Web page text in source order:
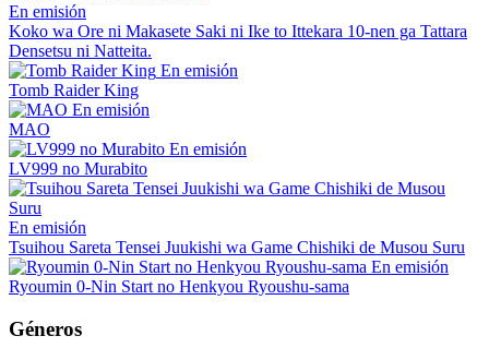
En emisión
Koko wa Ore ni Makasete Saki ni Ike to Ittekara 10-nen ga Tattara
Densetsu ni Natteita.
En emisión
Tomb Raider King
En emisión
MAO
En emisión
LV999 no Murabito
En emisión
Tsuihou Sareta Tensei Juukishi wa Game Chishiki de Musou Suru
En emisión
Ryoumin 0-Nin Start no Henkyou Ryoushu-sama
Géneros